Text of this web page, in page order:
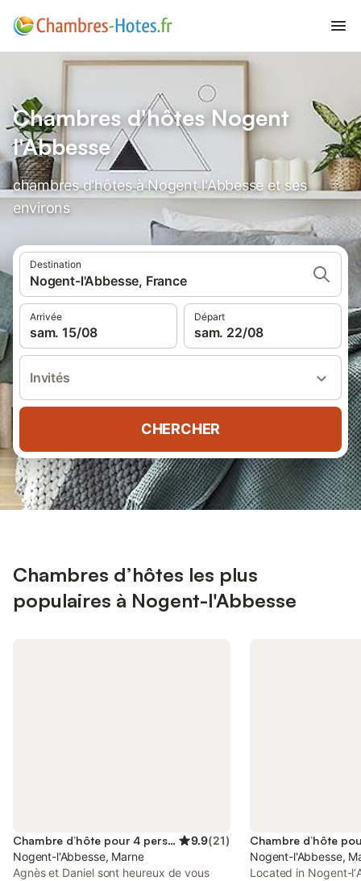
Chambres d'hôtes Nogent
l'Abbesse
chambres d'hôtes à Nogent l'Abbesse et ses
environs
Destination
Nogent-l'Abbesse, France
Arrivée
sam. 15/08
Départ
sam. 22/08
Invités
CHERCHER
Chambres d’hôtes les plus
populaires à Nogent-l'Abbesse
Chambre d’hôte pour 4 personnes 9.9(21)
Nogent-l'Abbesse, Marne
Agnès et Daniel sont heureux de vous
Nogent-l'Abbesse,
Located in Nogent-